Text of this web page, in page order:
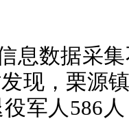
息数据采
现，栗源
军人586